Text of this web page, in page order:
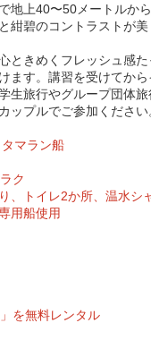
地上40〜50メートルか
紺碧のコントラストが
ときめくフレッシュ感
ます。講習を受けてか
生旅行やグループ団体
ップルでご参加ください
マラン船
ク
、トイレ2か所、温水シ
用船使用
を無料レンタル